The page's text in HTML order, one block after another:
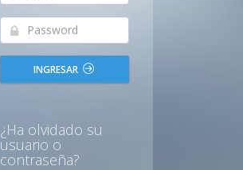
INGRESAR
¿Ha olvidado su
usuario o
contraseña?